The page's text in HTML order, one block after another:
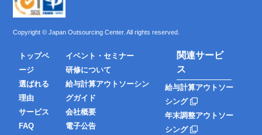
Copyright © Japan Outsourcing Center. All rights reserved.
トップペ
ージ
選ばれる
理由
サービス
FAQ
イベント・セミナー
研修について
給与計算アウトソーシン
グガイド
会社概要
電子公告
関連サービ
ス
給与計算アウトソー
シング
年末調整アウトソー
シング